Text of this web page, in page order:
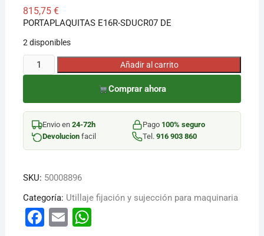
815,75 €
PORTAPLAQUITAS E16R-SDUCR07 DE
2 disponibles
PORTAPLAQUITAS
E16R-
DE
cantidad
Añadir al carrito
Comprar ahora
Envio en 24-72h Pago 100% seguro
Devolucionfacil Tel. 916 903 860
SKU: 50008896
Categoría: Utillaje fijación y sujección para maquinaria
F
E
¡Hola! Soy el asesor virtual de Ferretería El Arroyo.
Cuéntame qué necesitas y te ayudo a encontrarlo,